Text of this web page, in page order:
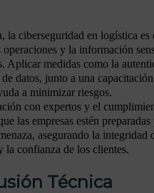
la ciberseguridad en logística es
operaciones y la información
Aplicar medidas como la
datos, junto a una
a minimizar riesgos.
con expertos y el
las empresas estén
asegurando la integridad
la confianza de los clientes.
Técnica